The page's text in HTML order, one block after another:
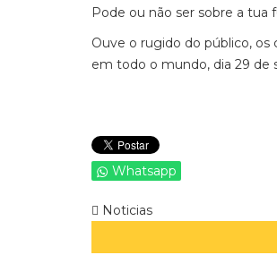
Pode ou não ser sobre a tua
Ouve o rugido do público, os
em todo o mundo, dia 29 de
Whatsapp
Noticias